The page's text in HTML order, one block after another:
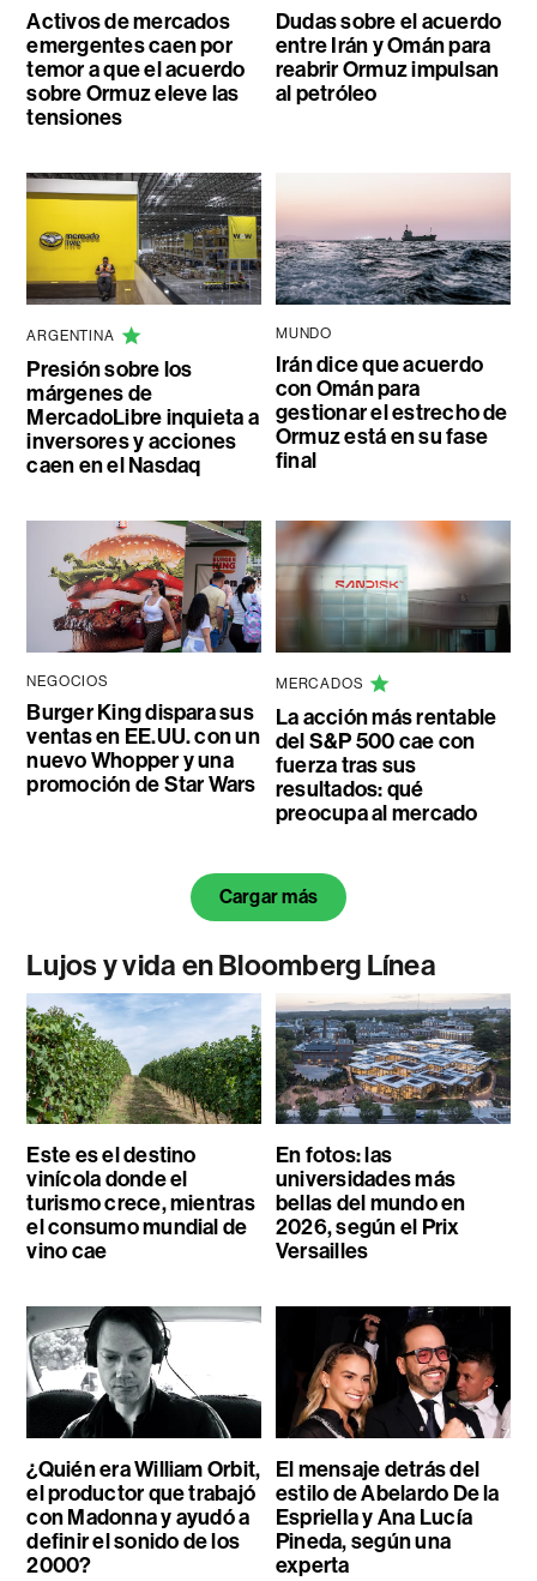
Activos de mercados
emergentes caen por
temor a que el acuerdo
sobre Ormuz eleve las
tensiones
Dudas sobre el acuerdo
entre Irán y Omán para
reabrir Ormuz impulsan
al petróleo
ARGENTINA
Presión sobre los
márgenes de
MercadoLibre inquieta a
inversores y acciones
caen en el Nasdaq
MUNDO
Irán dice que acuerdo
con Omán para
gestionar el estrecho de
Ormuz está en su fase
final
NEGOCIOS
Burger King dispara sus
ventas en EE.UU. con un
nuevo Whopper y una
promoción de Star Wars
MERCADOS
La acción más rentable
del S&P 500 cae con
fuerza tras sus
resultados: qué
preocupa al mercado
Cargar más
Lujos y vida en Bloomberg Línea
Este es el destino
vinícola donde el
turismo crece, mientras
el consumo mundial de
vino cae
En fotos: las
universidades más
bellas del mundo en
2026, según el Prix
Versailles
¿Quién era William Orbit,
el productor que trabajó
con Madonna y ayudó a
definir el sonido de los
2000?
El mensaje detrás del
estilo de Abelardo De la
Espriella y Ana Lucía
Pineda, según una
experta